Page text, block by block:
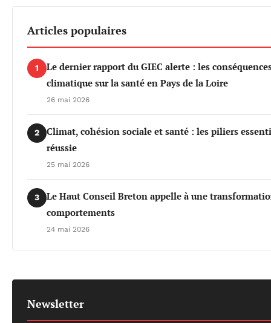
Articles populaires
1
Le dernier rapport du GIEC alerte : les
climatique sur la santé en Pays de la Loire
26 mai 2026
2
Climat, cohésion sociale et santé : les piliers
réussie
25 mai 2026
3
Le Haut Conseil Breton appelle à une
comportements
24 mai 2026
Newsletter